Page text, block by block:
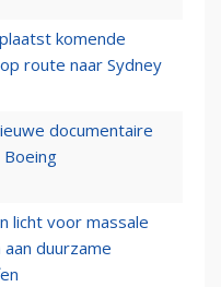
komende
route naar Sydney
documentaire
licht voor massale
duurzame